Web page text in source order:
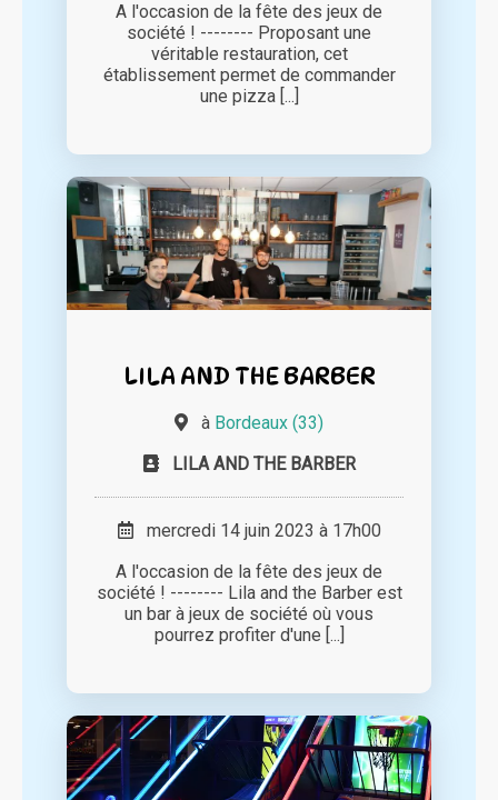
A l'occasion de la fête des jeux de
société ! -------- Proposant une
véritable restauration, cet
établissement permet de commander
une pizza [...]
LILA AND THE BARBER
à Bordeaux (33)
LILA AND THE BARBER
mercredi 14 juin 2023 à 17h00
A l'occasion de la fête des jeux de
société ! -------- Lila and the Barber est
un bar à jeux de société où vous
pourrez profiter d'une [...]